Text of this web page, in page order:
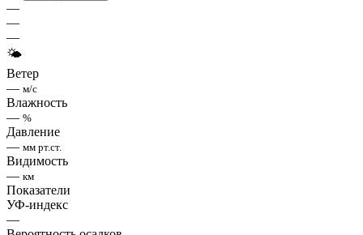
—
—
—
🌤
Ветер
— м/с
Влажность
— %
Давление
— мм рт.ст.
Видимость
— км
Показатели
УФ-индекс
—